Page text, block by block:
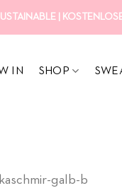
|
IN SHOP
galb-b